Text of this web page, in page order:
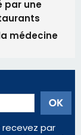
par
sélection de